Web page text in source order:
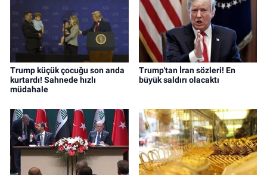
Trump küçük çocuğu son anda
kurtardı! Sahnede hızlı
müdahale
Trump'tan İran sözleri! En
büyük saldırı olacaktı